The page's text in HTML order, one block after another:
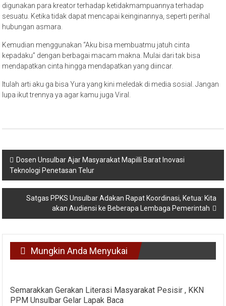
digunakan para kreator terhadap ketidakmampuannya terhadap
sesuatu. Ketika tidak dapat mencapai keinginannya, seperti perihal
hubungan asmara.
Kemudian menggunakan “Aku bisa membuatmu jatuh cinta
kepadaku” dengan berbagai macam makna. Mulai dari tak bisa
mendapatkan cinta hingga mendapatkan yang diincar.
Itulah arti aku ga bisa Yura yang kini meledak di media sosial. Jangan
lupa ikut trennya ya agar kamu juga Viral.
Navigasi
pos
Dosen Unsulbar Ajar Masyarakat Mapilli Barat Inovasi
Teknologi Penetasan Telur
Satgas PPKS Unsulbar Adakan Rapat Koordinasi, Ketua: Kita
akan Audiensi ke Beberapa Lembaga Pemerintah
Mungkin Anda Menyukai
Semarakkan Gerakan Literasi Masyarakat Pesisir , KKN
PPM Unsulbar Gelar Lapak Baca